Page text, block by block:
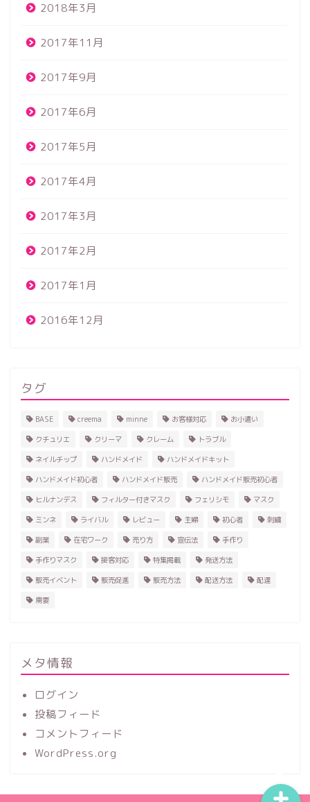
2018年3月
2017年11月
2017年9月
2017年6月
2017年5月
2017年4月
2017年3月
2017年2月
2017年1月
2016年12月
タグ
BASE creema minne お客様対応 お小遣い
クチュリエ クリーマ クレーム トラブル
ネイルチップ ハンドメイド ハンドメイドキット
ハンドメイド初心者 ハンドメイド販売 ハンドメイド販売初心者
ヒルナンデス フィルター付きマスク フェリシモ マスク
ミンネ ライバル レビュー 主婦 初心者 刺繍
副業 在宅ワーク 売り方 宣伝法 手作り
手作りマスク 接客対応 特集掲載 発送方法
販売イベント 販売促進 販売方法 配送方法 配達
需要
メタ情報
ログイン
投稿フィード
コメントフィード
WordPress.org